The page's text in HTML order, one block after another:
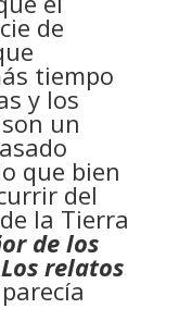
de
tiempo
y los
un
que bien
del
la Tierra
de los
Los relatos
parecía